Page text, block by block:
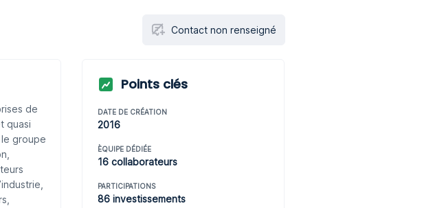
Contact non renseigné
de
quasi
le groupe
Points clés
DATE DE CRÉATION
2016
ÈQUIPE DÉDIÉE
16 collaborateurs
PARTICIPATIONS
86 investissements